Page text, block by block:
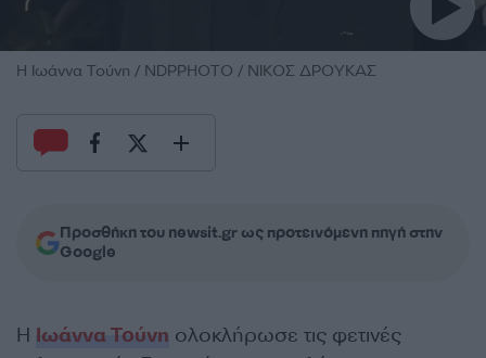
Η Ιωάννα Τούνη / NDPPHOTO / ΝΙΚΟΣ ΔΡΟΥΚΑΣ
Προσθήκη του newsit.gr ως προτεινόμενη πηγή στην
Google
Η Ιωάννα Τούνη ολοκλήρωσε τις φετινές